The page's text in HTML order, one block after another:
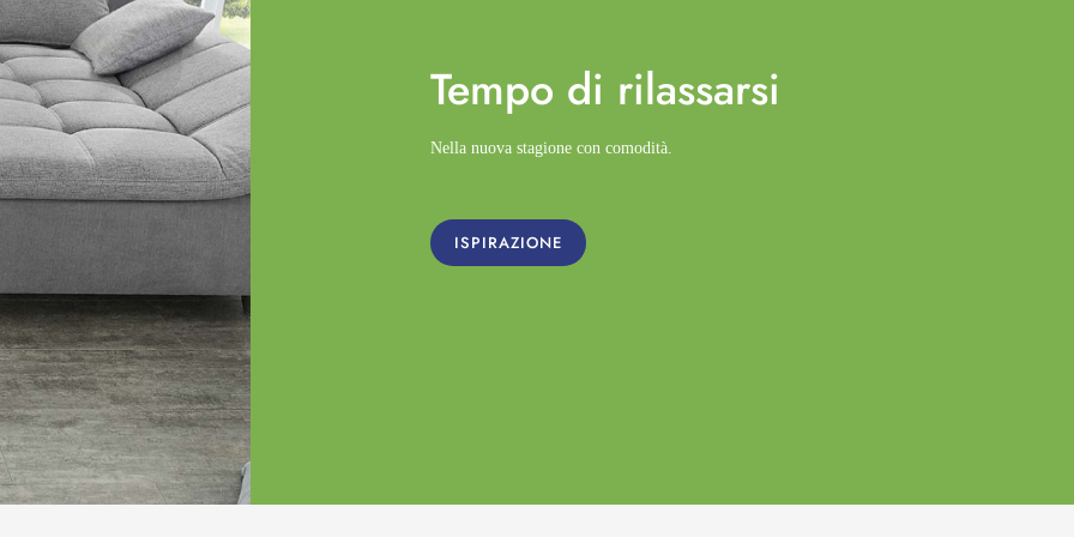
Tempo di rilassarsi
Nella nuova stagione con comodità.
ISPIRAZIONE